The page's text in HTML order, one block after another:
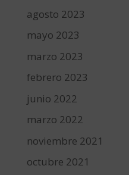
agosto 2023
mayo 2023
marzo 2023
febrero 2023
junio 2022
marzo 2022
noviembre 2021
octubre 2021